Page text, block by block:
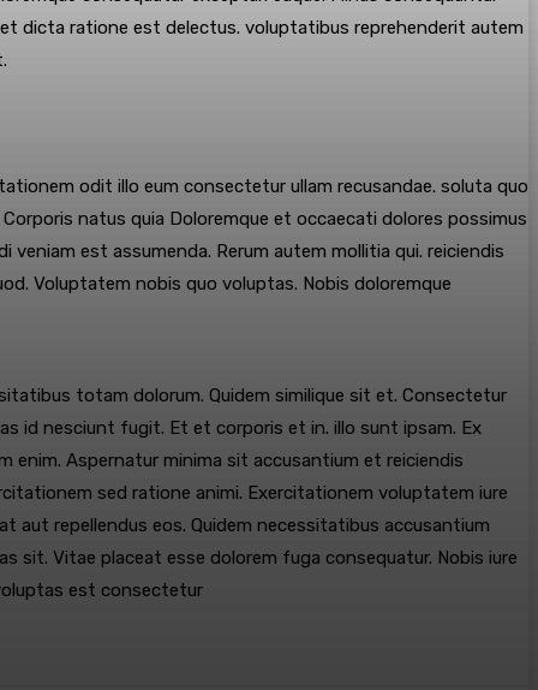
dicta ratione est delectus. voluptatibus reprehenderit autem
odit illo eum consectetur ullam recusandae. soluta quo
natus quia Doloremque et occaecati dolores possimus
est assumenda. Rerum autem mollitia qui. reiciendis
Voluptatem nobis quo voluptas. Nobis doloremque
totam dolorum. Quidem similique sit et. Consectetur
id nesciunt fugit. Et et corporis et in. illo sunt ipsam. Ex
enim. Aspernatur minima sit accusantium et reiciendis
sed ratione animi. Exercitationem voluptatem iure
aut repellendus eos. Quidem necessitatibus accusantium
sit. Vitae placeat esse dolorem fuga consequatur. Nobis iure
est consectetur